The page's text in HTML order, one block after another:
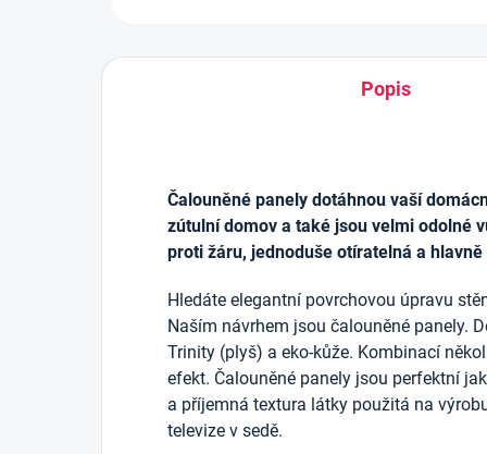
Popis
Čalouněné panely dotáhnou vaší
zútulní domov a také jsou velmi odolné
proti žáru, jednoduše otíratelná a
Hledáte elegantní povrchovou úpravu
Naším návrhem jsou čalouněné panely.
Trinity (plyš) a eko-kůže. Kombinací
efekt. Čalouněné panely jsou perfektní
a příjemná textura látky použitá na
televize v sedě.